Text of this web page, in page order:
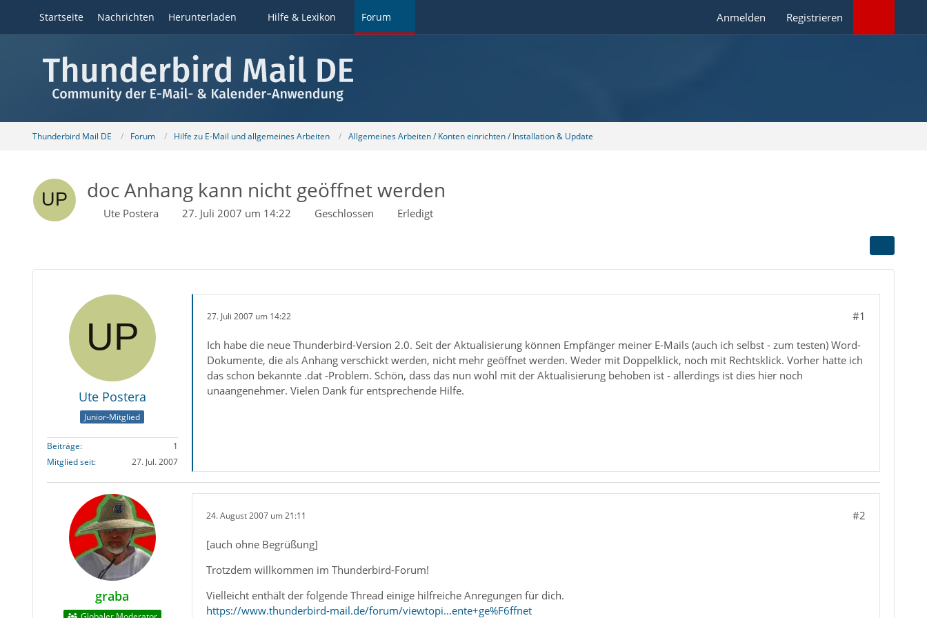
Startseite Nachrichten Herunterladen Hilfe & Lexikon Forum Anmelden Registrieren
Thunderbird Mail DE Forum Hilfe zu E-Mail und allgemeines Arbeiten Allgemeines Arbeiten / Konten einrichten / Installation & Update
doc Anhang kann nicht geöffnet werden
Ute Postera 27. Juli 2007 um 14:22 Geschlossen Erledigt
Ute Postera
Junior-Mitglied
Beiträge
1
Mitglied seit
27. Jul. 2007
27. Juli 2007 um 14:22 #1
Ich habe die neue Thunderbird-Version 2.0. Seit der Aktualisierung können Empfänger meiner E-Mails (auch ich selbst - zum testen) Word-
Dokumente, die als Anhang verschickt werden, nicht mehr geöffnet werden. Weder mit Doppelklick, noch mit Rechtsklick. Vorher hatte ich
das schon bekannte .dat -Problem. Schön, dass das nun wohl mit der Aktualisierung behoben ist - allerdings ist dies hier noch
unaangenehmer. Vielen Dank für entsprechende Hilfe.
graba
24. August 2007 um 21:11 #2
[auch ohne Begrüßung]
Trotzdem willkommen im Thunderbird-Forum!
Vielleicht enthält der folgende Thread einige hilfreiche Anregungen für dich.
https://www.thunderbird-mail.de/forum/viewtopi…ente+ge%F6ffnet